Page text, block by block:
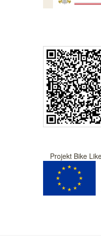
Projekt Bike